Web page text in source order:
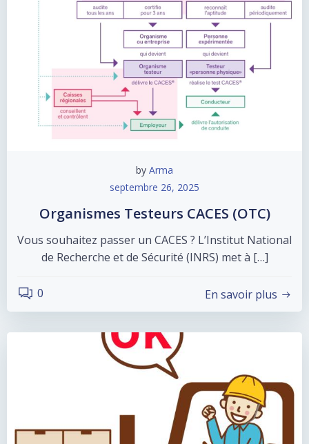
by Arma
septembre 26, 2025
Organismes Testeurs CACES (OTC)
Vous souhaitez passer un CACES ? L’Institut National
de Recherche et de Sécurité (INRS) met à […]
0 En savoir plus